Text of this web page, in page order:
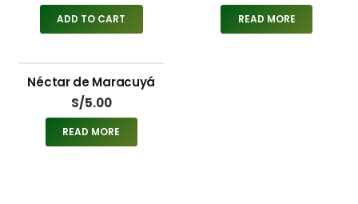
ADD TO CART READ MORE
Néctar de Maracuyá
S/5.00
READ MORE